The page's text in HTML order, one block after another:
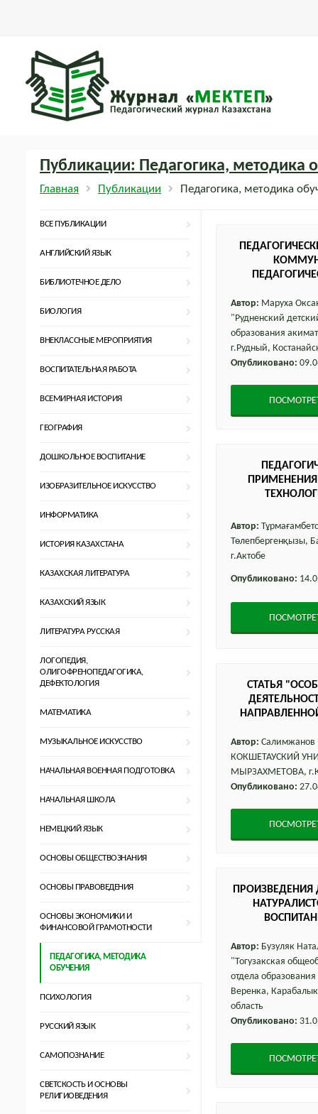
Публикации: Педагогика, методика
Главная Публикации Педагогика, методика
ВСЕ ПУБЛИКАЦИИ
АНГЛИЙСКИЙ ЯЗЫК
БИБЛИОТЕЧНОЕ ДЕЛО
БИОЛОГИЯ
ВНЕКЛАССНЫЕ МЕРОПРИЯТИЯ
ВОСПИТАТЕЛЬНАЯ РАБОТА
ВСЕМИРНАЯ ИСТОРИЯ
ГЕОГРАФИЯ
ДОШКОЛЬНОЕ ВОСПИТАНИЕ
ИЗОБРАЗИТЕЛЬНОЕ ИСКУССТВО
ИНФОРМАТИКА
ИСТОРИЯ КАЗАХСТАНА
КАЗАХСКАЯ ЛИТЕРАТУРА
КАЗАХСКИЙ ЯЗЫК
ЛИТЕРАТУРА РУССКАЯ
ЛОГОПЕДИЯ,
ОЛИГОФРЕНОПЕДАГОГИКА,
ДЕФЕКТОЛОГИЯ
МАТЕМАТИКА
МУЗЫКАЛЬНОЕ ИСКУССТВО
НАЧАЛЬНАЯ ВОЕННАЯ ПОДГОТОВКА
НАЧАЛЬНАЯ ШКОЛА
НЕМЕЦКИЙ ЯЗЫК
ОСНОВЫ ОБЩЕСТВОЗНАНИЯ
ОСНОВЫ ПРАВОВЕДЕНИЯ
ОСНОВЫ ЭКОНОМИКИ И
ФИНАНСОВОЙ ГРАМОТНОСТИ
ПЕДАГОГИКА, МЕТОДИКА
ОБУЧЕНИЯ
ПСИХОЛОГИЯ
РУССКИЙ ЯЗЫК
САМОПОЗНАНИЕ
СВЕТСКОСТЬ И ОСНОВЫ
РЕЛИГИОВЕДЕНИЯ
Автор: Маруха
"Рудненский
образования
г.Рудный,
Опубликовано:
КОМПЕТЕНЦИИ
Автор:
Төлепбергенқызы,
г.Актобе
Опубликовано:
СТАТЬЯ
НАПРАВЛЕННОЙ НА
Автор: Салимжанов
КОКШЕТАУСКИЙ
МЫРЗАХМЕТОВА,
Опубликовано:
ПРОИЗВЕДЕНИЯ
Автор: Бузуляк
"Тогузакская
отдела
Веренка,
область
Опубликовано: